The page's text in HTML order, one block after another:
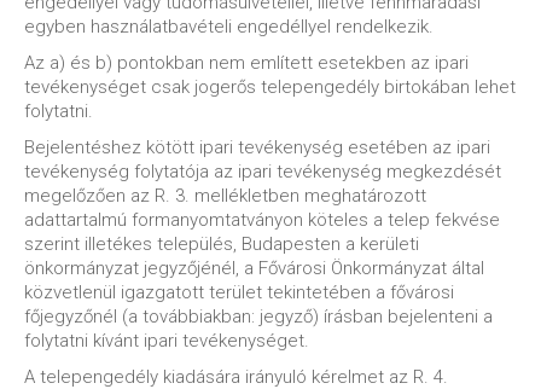
egyben használatbavételi engedéllyel rendelkezik.
Az a) és b) pontokban nem említett esetekben az ipari
tevékenységet csak jogerős telepengedély birtokában lehet
folytatni.
Bejelentéshez kötött ipari tevékenység esetében az ipari
tevékenység folytatója az ipari tevékenység megkezdését
megelőzően az R. 3. mellékletben meghatározott
adattartalmú formanyomtatványon köteles a telep fekvése
szerint illetékes település, Budapesten a kerületi
önkormányzat jegyzőjénél, a Fővárosi Önkormányzat által
közvetlenül igazgatott terület tekintetében a fővárosi
főjegyzőnél (a továbbiakban: jegyző) írásban bejelenteni a
folytatni kívánt ipari tevékenységet.
A telepengedély kiadására irányuló kérelmet az R. 4.